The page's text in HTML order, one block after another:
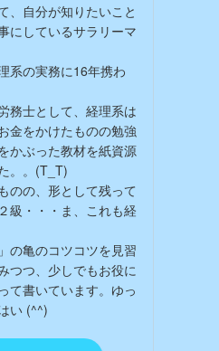
、自分が知りたいこと
にしているサラリーマ
系の実務に16年携わ
務士として、経理系は
金をかけたものの勉強
かぶった教材を紙資源
。。(T_T)
のの、形として残って
級・・・ま、これも経
の亀のコツコツを見習
つつ、少しでもお役に
て書いています。ゆっ
い (^^)